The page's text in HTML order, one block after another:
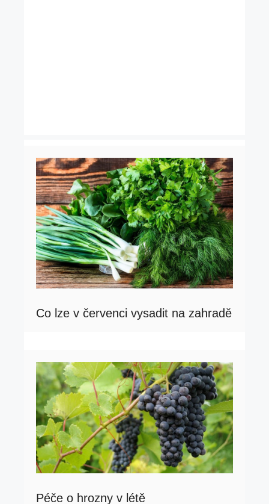
Co lze v červenci vysadit na zahradě
Péče o hrozny v létě